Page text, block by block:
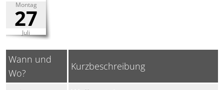
Montag
27
Juli
Wann und
Wo?
Kurzbeschreibung